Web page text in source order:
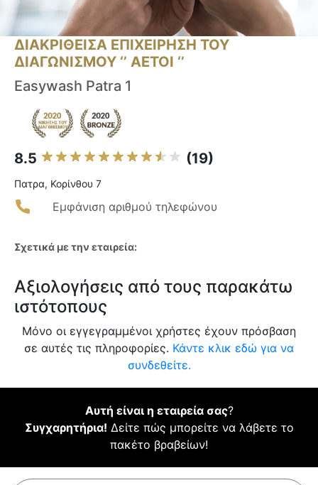
ΔΙΑΚΡΙΘΕΙΣΑ ΕΠΙΧΕΙΡΗΣΗ ΤΟΥ
ΔΙΑΓΩΝΙΣΜΟΥ ‘’ ΑΕΤΟΙ ‘’
Easywash Patra 1
8.5 (19)
Πατρα, Κορίνθου 7
Εμφάνιση αριθμού τηλεφώνου
Σχετικά με την εταιρεία:
Αξιολογήσεις από τους παρακάτω
ιστότοπους
Μόνο οι εγγεγραμμένοι χρήστες έχουν πρόσβαση
σε αυτές τις πληροφορίες. Κάντε κλικ εδώ για να
συνδεθείτε.
Αυτή είναι η εταιρεία σας?
Συγχαρητήρια! Δείτε πώς μπορείτε να λάβετε το
πακέτο βραβείων!